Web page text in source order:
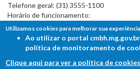
Telefone geral: (31) 3555-1100
Horário de funcionamento:
7h às 19h
Utilizamos cookies para melhorar sua
Ao utilizar o portal
política de monitoramento de
Clique aqui para ver a política de cookies